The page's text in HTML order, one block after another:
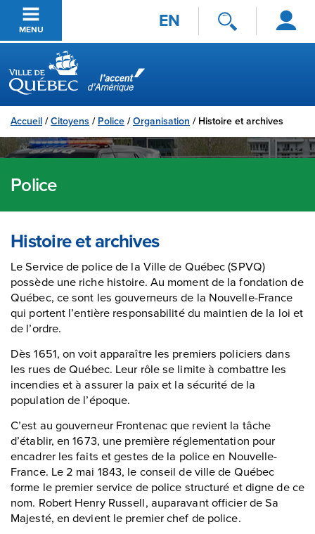
Passer au contenu principal
MENU EN
Se
connecter
Ville de Québec
Accueil /Citoyens / Police /Organisation / Histoire et archives
Police
Histoire et archives
Le Service de police de la Ville de Québec (SPVQ)
possède une riche histoire. Au moment de la fondation de
Québec, ce sont les gouverneurs de la Nouvelle-France
qui portent l’entière responsabilité du maintien de la loi et
de l’ordre.
Dès 1651, on voit apparaître les premiers policiers dans
les rues de Québec. Leur rôle se limite à combattre les
incendies et à assurer la paix et la sécurité de la
population de l’époque.
C’est au gouverneur Frontenac que revient la tâche
d’établir, en 1673, une première réglementation pour
encadrer les faits et gestes de la police en Nouvelle-
France. Le 2 mai 1843, le conseil de ville de Québec
forme le premier service de police structuré et digne de ce
nom. Robert Henry Russell, auparavant officier de Sa
Majesté, en devient le premier chef de police.